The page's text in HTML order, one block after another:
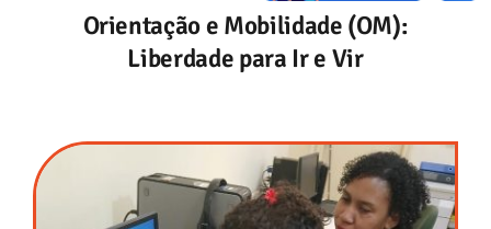
Orientação e Mobilidade (OM):
Liberdade para Ir e Vir